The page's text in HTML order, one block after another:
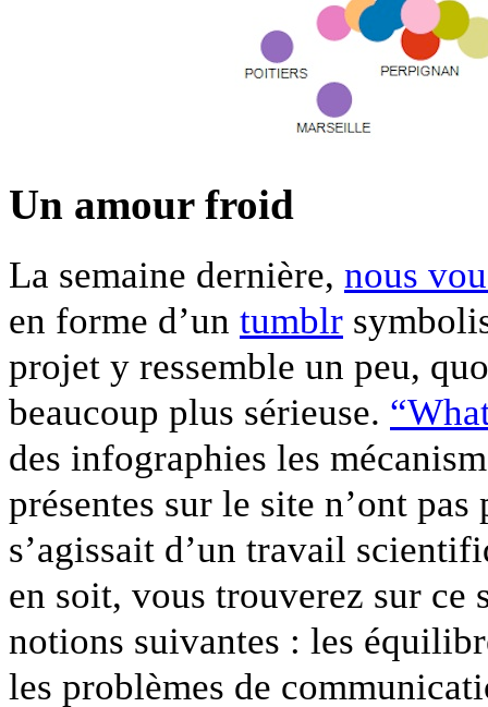
Un amour froid
La semaine dernière, nous
en forme d’un tumblr
projet y ressemble un peu,
beaucoup plus sérieuse.
des infographies les
présentes sur le site n’ont
s’agissait d’un travail
en soit, vous trouverez sur ce
notions suivantes : les
les problèmes de